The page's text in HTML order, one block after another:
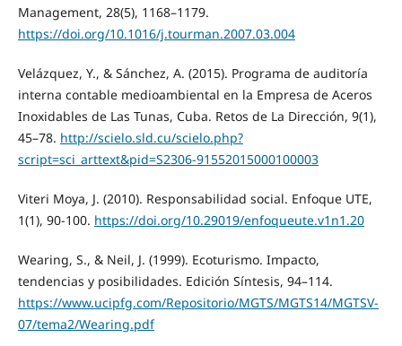
Management, 28(5), 1168–1179.
https://doi.org/10.1016/j.tourman.2007.03.004
Velázquez, Y., & Sánchez, A. (2015). Programa de auditoría
interna contable medioambiental en la Empresa de Aceros
Inoxidables de Las Tunas, Cuba. Retos de La Dirección, 9(1),
45–78. http://scielo.sld.cu/scielo.php?
script=sci_arttext&pid=S2306-91552015000100003
Viteri Moya, J. (2010). Responsabilidad social. Enfoque UTE,
1(1), 90-100. https://doi.org/10.29019/enfoqueute.v1n1.20
Wearing, S., & Neil, J. (1999). Ecoturismo. Impacto,
tendencias y posibilidades. Edición Síntesis, 94–114.
https://www.ucipfg.com/Repositorio/MGTS/MGTS14/MGTSV-
07/tema2/Wearing.pdf